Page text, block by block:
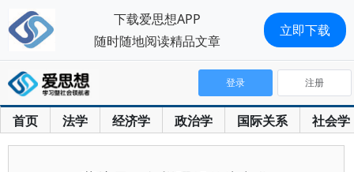
首页 法学 经济学 政治学 国际关系 社会学
登录 注册
下载爱思想APP
随时随地阅读精品文章
立即下载